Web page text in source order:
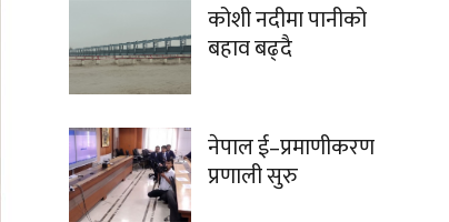
कोशी नदीमा पानीको
बहाव बढ्दै
नेपाल ई–प्रमाणीकरण
प्रणाली सुरु